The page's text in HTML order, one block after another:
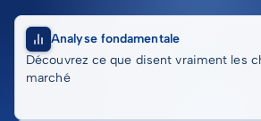
Analyse fondamentale
Découvrez ce que disent vraiment les
marché